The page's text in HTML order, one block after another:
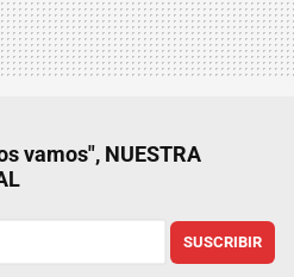
vamos", NUESTRA
SUSCRIBIR